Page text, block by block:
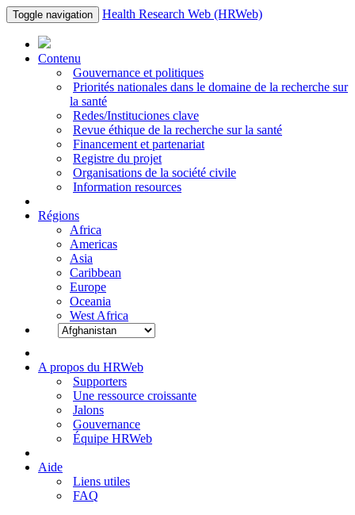
Toggle navigation Health Research Web (HRWeb)
Contenu
Gouvernance et politiques
Priorités nationales dans le domaine de la recherche sur
la santé
Redes/Instituciones clave
Revue éthique de la recherche sur la santé
Financement et partenariat
Registre du projet
Organisations de la société civile
Information resources
Régions
Africa
Americas
Asia
Caribbean
Europe
Oceania
West Africa
A propos du HRWeb
Supporters
Une ressource croissante
Jalons
Gouvernance
Équipe HRWeb
Aide
Liens utiles
FAQ